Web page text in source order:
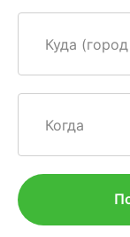
Куда
Когда